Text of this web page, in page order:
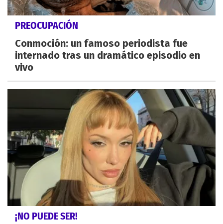
PREOCUPACIÓN
Conmoción: un famoso periodista fue
internado tras un dramático episodio en
vivo
¡NO PUEDE SER!